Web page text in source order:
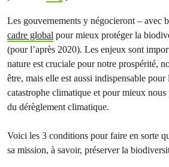
Les gouvernements y négocieront – avec
cadre global pour mieux protéger la
(pour l’après 2020). Les enjeux sont
nature est cruciale pour notre prospérité,
être, mais elle est aussi indispensable
catastrophe climatique et pour mieux
du dérèglement climatique.
Voici les 3 conditions pour faire en sorte
sa mission, à savoir, préserver la